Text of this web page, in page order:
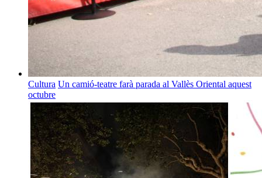
Cultura Un camió-teatre farà parada al Vallès Oriental aquest
octubre